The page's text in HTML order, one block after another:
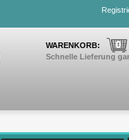
WARENKORB: 0
Schnelle Lieferung